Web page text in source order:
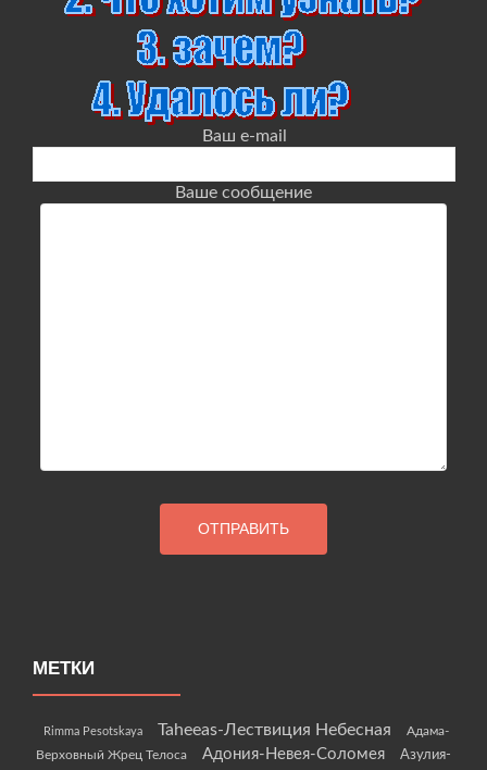
Ваш e-mail
Ваше сообщение
МЕТКИ
Rimma Pesotskaya Taheeas-Лествиция Небесная
Адама-
Верховный Жрец Телоса
Адония-Невея-Соломея
Азулия-